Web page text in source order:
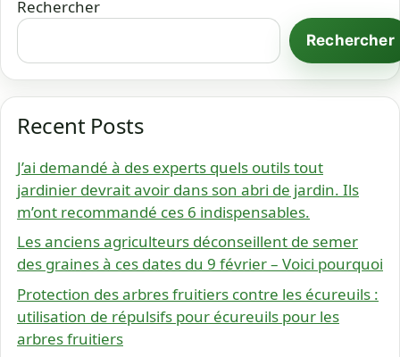
Rechercher
Rechercher
Recent Posts
J’ai demandé à des experts quels outils tout
jardinier devrait avoir dans son abri de jardin. Ils
m’ont recommandé ces 6 indispensables.
Les anciens agriculteurs déconseillent de semer
des graines à ces dates du 9 février – Voici pourquoi
Protection des arbres fruitiers contre les écureuils :
utilisation de répulsifs pour écureuils pour les
arbres fruitiers